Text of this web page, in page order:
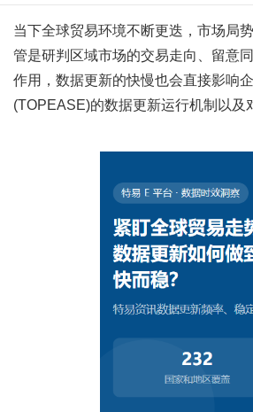
当下全球贸易环境不断更迭，市场局
管是研判区域市场的交易走向、留意
作用，数据更新的快慢也会直接影响
(TOPEASE)的数据更新运行机制以及